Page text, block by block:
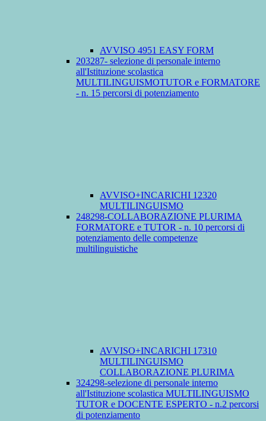
AVVISO 4951 EASY FORM
203287- selezione di personale interno
all'Istituzione scolastica
MULTILINGUISMOTUTOR e FORMATORE
- n. 15 percorsi di potenziamento
AVVISO+INCARICHI 12320
MULTILINGUISMO
248298-COLLABORAZIONE PLURIMA
FORMATORE e TUTOR - n. 10 percorsi di
potenziamento delle competenze
multilinguistiche
AVVISO+INCARICHI 17310
MULTILINGUISMO
COLLABORAZIONE PLURIMA
324298-selezione di personale interno
all'Istituzione scolastica MULTILINGUISMO
TUTOR e DOCENTE ESPERTO - n.2 percorsi
di potenziamento